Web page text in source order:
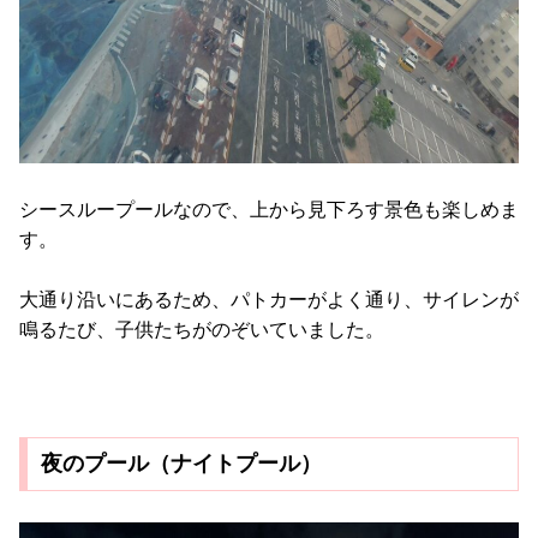
シースループールなので、上から見下ろす景色も楽しめま
す。
大通り沿いにあるため、パトカーがよく通り、サイレンが
鳴るたび、子供たちがのぞいていました。
夜のプール（ナイトプール）